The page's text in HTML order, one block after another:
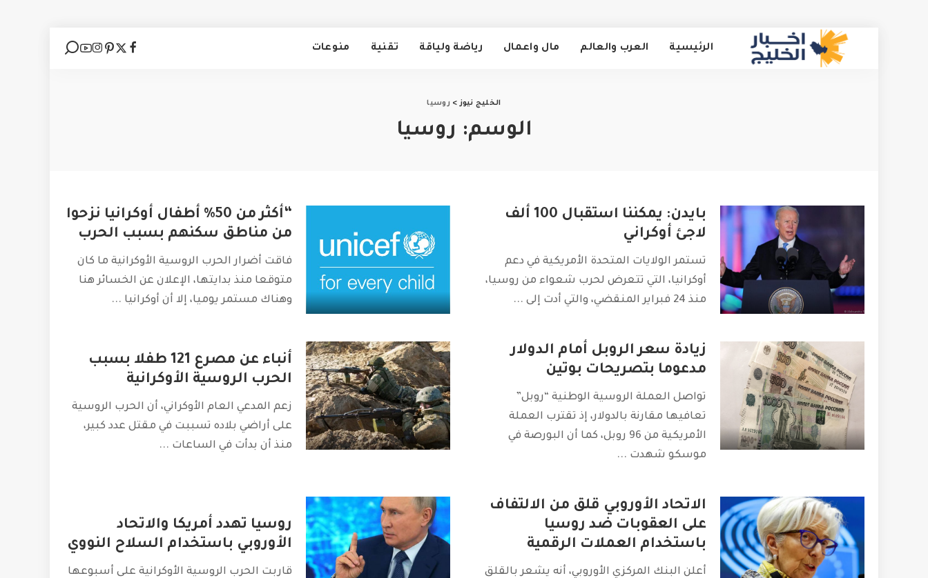
الرئيسية العرب والعالم مال واعمال رياضة ولياقة تقنية منوعات
الخليج نيوز> روسيا
الوسم: روسيا
بايدن: يمكننا استقبال 100 ألف
لاجئ أوكراني
تستمر الولايات المتحدة الأمريكية في دعم
أوكرانيا، التي تتعرض لحرب شعواء من روسيا،
منذ 24 فبراير المنقضي، والتي أدت إلى
...
“أكثر من 50% أطفال أوكرانيا نزحوا
من مناطق سكنهم بسبب الحرب
فاقت أضرار الحرب الروسية الأوكرانية ما كان
متوقعا منذ بدايتها، الإعلان عن الخسائر هنا
وهناك مستمر يوميا، إلا أن أوكرانيا ...
زيادة سعر الروبل أمام الدولار
مدعوما بتصريحات بوتين
تواصل العملة الروسية الوطنية “روبل”
تعافيها مقارنة بالدولار، إذ تقترب العملة
الأمريكية من 96 روبل، كما أن البورصة في
موسكو شهدت ...
أنباء عن مصرع 121 طفلا بسبب
الحرب الروسية الأوكرانية
زعم المدعي العام الأوكراني، أن الحرب الروسية
على أراضي بلاده تسببت في مقتل عدد كبير،
منذ أن بدأت في الساعات ...
الاتحاد الأوروبي قلق من الالتفاف
على العقوبات ضد روسيا
باستخدام العملات الرقمية
أعلن البنك المركزي الأوروبي، أنه يشعر بالقلق
روسيا تهدد أمريكا والاتحاد
الأوروبي باستخدام السلاح النووي
قاربت الحرب الروسية الأوكرانية على أسبوعها